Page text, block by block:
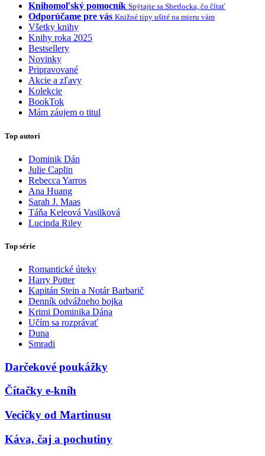
Knihomoľský pomocník Spýtajte sa Sherlocka, čo čítať
Odporúčame pre vás Knižné tipy ušité na mieru vám
Všetky knihy
Knihy roka 2025
Bestsellery
Novinky
Pripravované
Akcie a zľavy
Kolekcie
BookTok
Mám záujem o titul
Top autori
Dominik Dán
Julie Caplin
Rebecca Yarros
Ana Huang
Sarah J. Maas
Táňa Keleová Vasilková
Lucinda Riley
Top série
Romantické úteky
Harry Potter
Kapitán Stein a Notár Barbarič
Denník odvážneho bojka
Krimi Dominika Dána
Učím sa rozprávať
Duna
Smradi
Darčekové poukážky
Čítačky e-kníh
Vecičky od Martinusu
Káva, čaj a pochutiny